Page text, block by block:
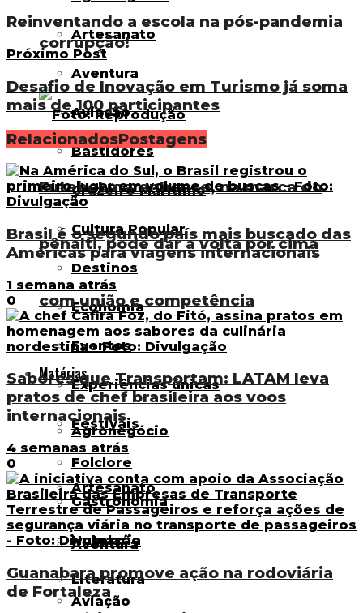
Artesanato
Aventura
Aviação
Bastidores
Cruzeiro Marítimo
Cultura Popular
Destinos
Economia
Eventos
Experiências únicas
Festivais
Folclore
Gastronomia
Hotelaria
Literatura
corrupção!
Futebol maranhense, na marca do
pênalti, pode dar a volta por cima
com união e competência
Matérias
Agronegócio
Artesanato
Aventura
Aviação
Reinventando a escola na pós-pandemia
Próximo Post
Desafio de Inovação em Turismo já soma
mais de 100 participantes
RelacionadosPostagens
Brasil é o segundo país mais buscado das
Américas para viagens internacionais
1 semana atrás
0
Sabores que Transportam: LATAM leva
pratos de chef brasileira aos voos
internacionais
4 semanas atrás
0
Guanabara promove ação na rodoviária
de Fortaleza